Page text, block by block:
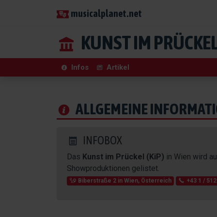
musicalplanet.net
KUNST IM
Infos Artikel
ALLGEMEINE
INFOBOX
Das Kunst im Prückel (KiP) in Wien wird
Showproduktionen gelistet.
Biberstraße 2in Wien, Österreich +43 1 /